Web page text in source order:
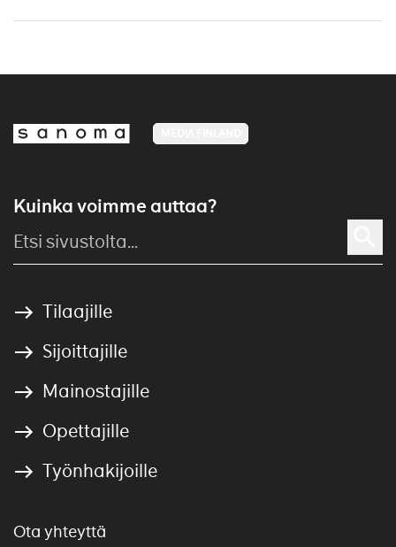
Kuinka voimme auttaa?
Tilaajille
Sijoittajille
Mainostajille
Opettajille
Työnhakijoille
Ota yhteyttä